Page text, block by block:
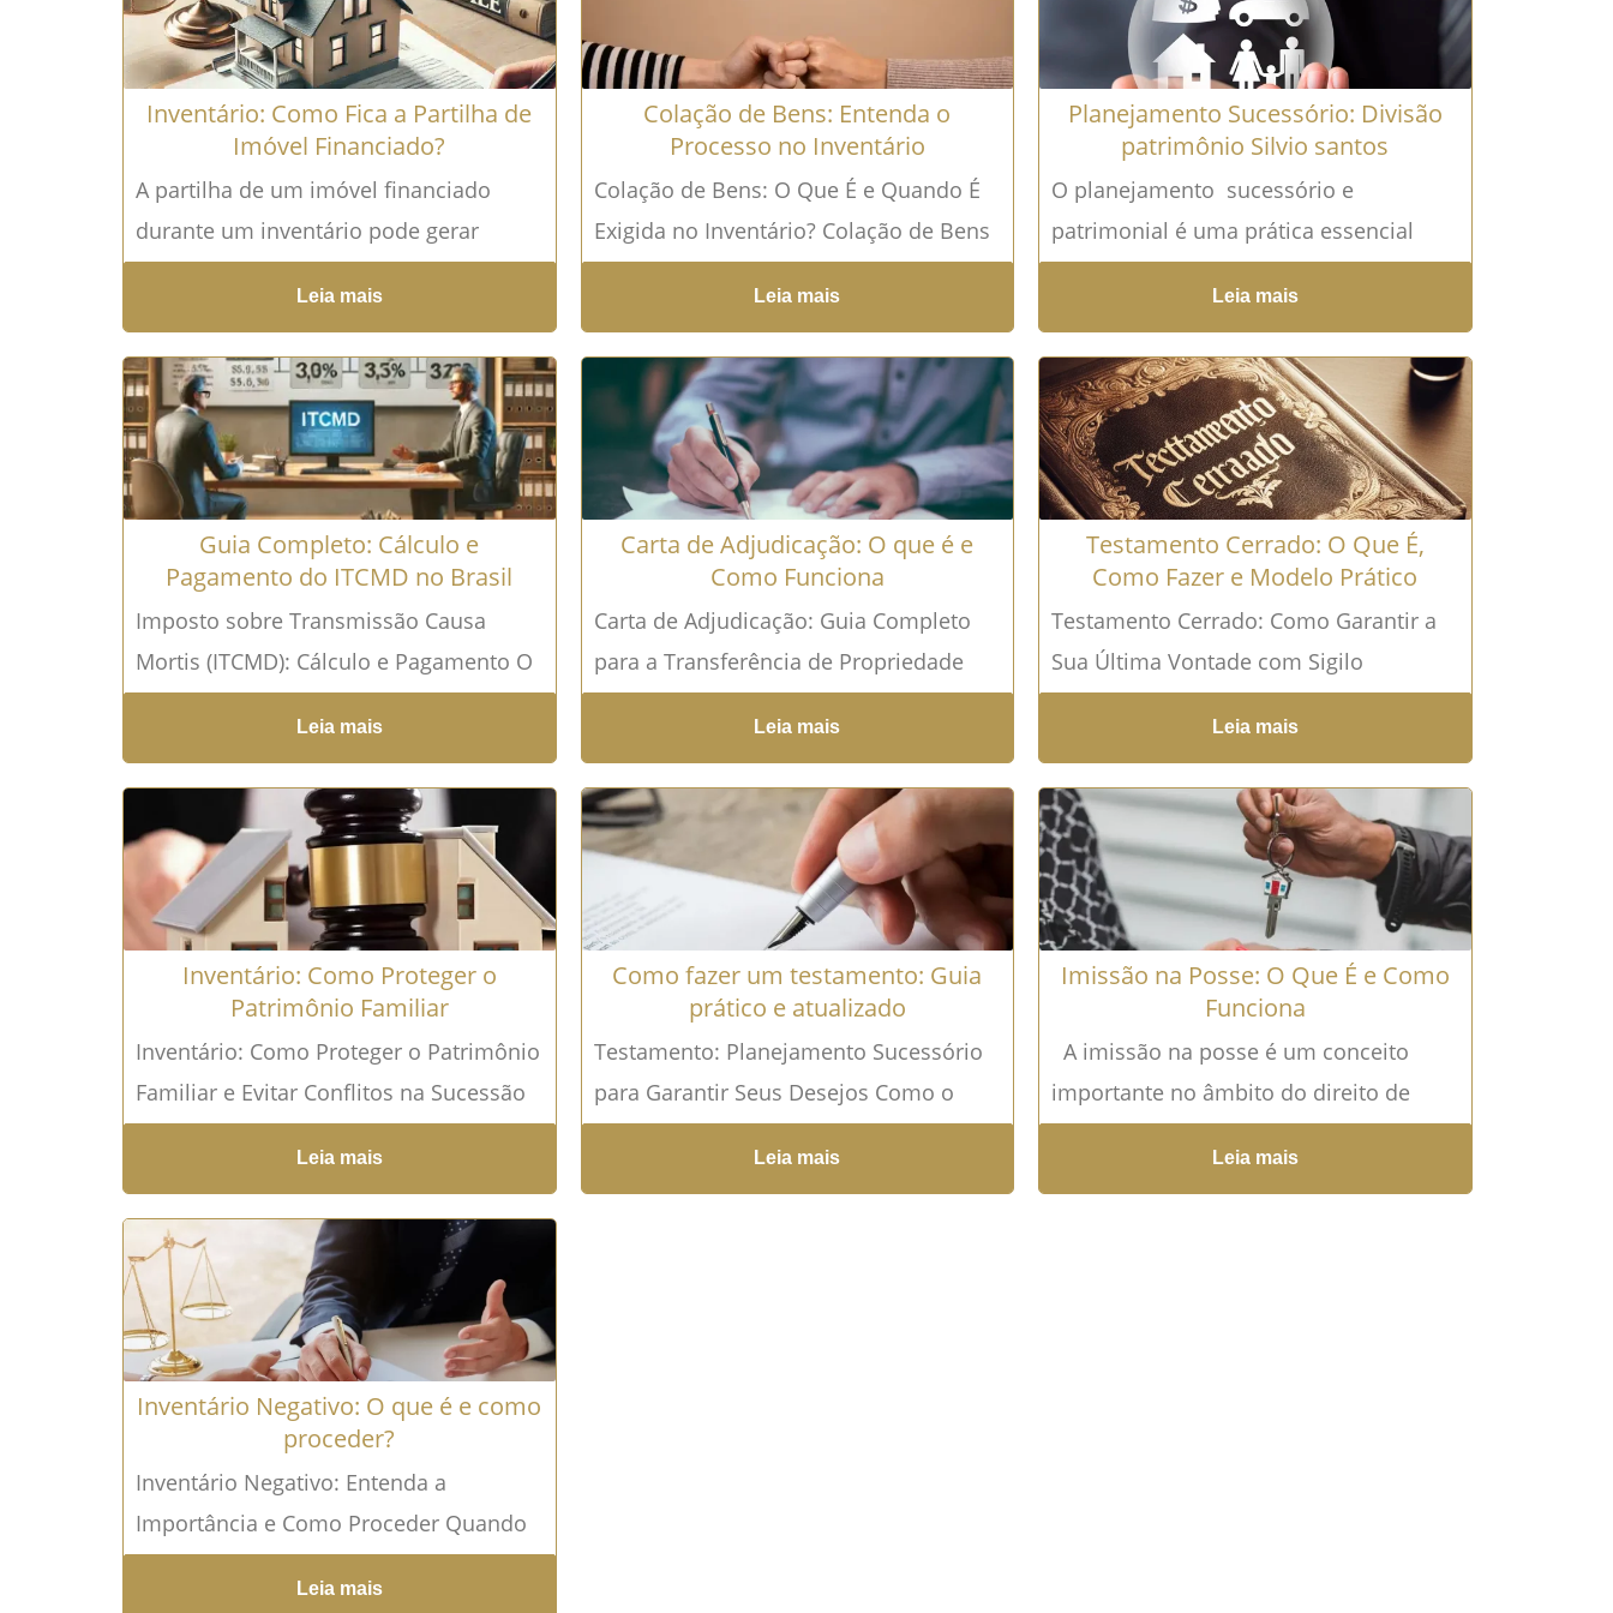
Inventário: Como Fica a Partilha de
Imóvel Financiado?
A partilha de um imóvel financiado
durante um inventário pode gerar
muitas dúvidas, principalmente sobre
quem deve pagar as parcelas do
financiamento...Leia mais →
Leia mais
Colação de Bens: Entenda o
Processo no Inventário
Colação de Bens: O Que É e Quando É
Exigida no Inventário? Colação de Bens
é um conceito essencial no Direito
Leia mais →
Leia mais
Planejamento Sucessório: Divisão
patrimônio Silvio santos
O planejamento sucessório e
patrimonial é uma prática essencial
para assegurar a continuidade e a
preservação dos bens, tanto para
indivíduos quanto...Leia mais →
Leia mais
Guia Completo: Cálculo e
Pagamento do ITCMD no Brasil
Imposto sobre Transmissão Causa
Mortis (ITCMD): Cálculo e Pagamento O
que é o ITCMD e Por Que Você Deve se
Leia mais →
Leia mais
Carta de Adjudicação: O que é e
Como Funciona
Carta de Adjudicação: Guia Completo
para a Transferência de Propriedade
Entenda o que é, como funciona e qual
a importância da Carta...
Leia mais
Testamento Cerrado: O Que É,
Como Fazer e Modelo Prático
Testamento Cerrado: Como Garantir a
Sua Última Vontade com Sigilo
Descubra como o Testamento Cerrado
pode Proteger seus Desejos e Preservar
sua...Leia mais →
Leia mais
Inventário: Como Proteger o
Patrimônio Familiar
Inventário: Como Proteger o Patrimônio
Familiar e Evitar Conflitos na Sucessão
Organize a Partilha dos Bens e Garanta
Segurança Jurídica para Sua...
→
Leia mais
Como fazer um testamento: Guia
prático e atualizado
Testamento: Planejamento Sucessório
para Garantir Seus Desejos Como o
Testamento Pode Organizar a Partilha
dos Seus Bens e Evitar Conflitos Futuros
Leia mais
Imissão na Posse: O Que É e Como
Funciona
A imissão na posse é um conceito
importante no âmbito do direito de
propriedade e posse de um bem. Esse
Leia mais →
Leia mais
Inventário Negativo: O que é e como
proceder?
Inventário Negativo: Entenda a
Importância e Como Proceder Quando
Não Há Bens a Inventariar, Saiba Como
Formalizar a Inexistência de Patrimônio
Leia mais